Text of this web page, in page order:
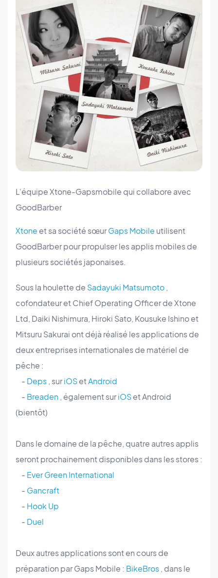
L'équipe Xtone-Gapsmobile qui collabore avec
GoodBarber
Xtone et sa société sœurGaps Mobile utilisent
GoodBarber pour propulser les applis mobiles de
plusieurs sociétés japonaises.
Sous la houlette de Sadayuki Matsumoto ,
cofondateur et Chief Operating Officer de Xtone
Ltd, Daiki Nishimura, Hiroki Sato, Kousuke Ishino et
Mitsuru Sakurai ont déjà réalisé les applications de
deux entreprises internationales de matériel de
pêche :
- Deps , suriOSetAndroid
- Breaden , également suriOSet Android
(bientôt)
Dans le domaine de la pêche, quatre autres applis
seront prochainement disponibles dans les stores :
- Ever Green International
- Gancraft
- Hook Up
- Duel
Deux autres applications sont en cours de
préparation par Gaps Mobile : BikeBros , dans le